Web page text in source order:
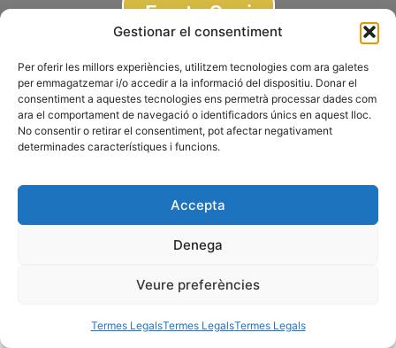
Gestionar el consentiment
Per oferir les millors experiències, utilitzem tecnologies com ara galetes
per emmagatzemar i/o accedir a la informació del dispositiu. Donar el
consentiment a aquestes tecnologies ens permetrà processar dades com
ara el comportament de navegació o identificadors únics en aquest lloc.
No consentir o retirar el consentiment, pot afectar negativament
determinades característiques i funcions.
Accepta
Denega
Veure preferències
Termes LegalsTermes LegalsTermes Legals
Fes-te Soci
Subscriu-te a la newsletter
© 2026 AGRUPACIÓ FOTOGRÀFICA DE MONTCADA I REIXAC
Disseny webGescic.com